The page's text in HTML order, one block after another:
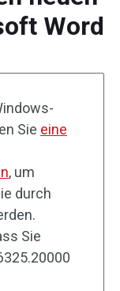
Word
Sie eine
, um
durch
Sie